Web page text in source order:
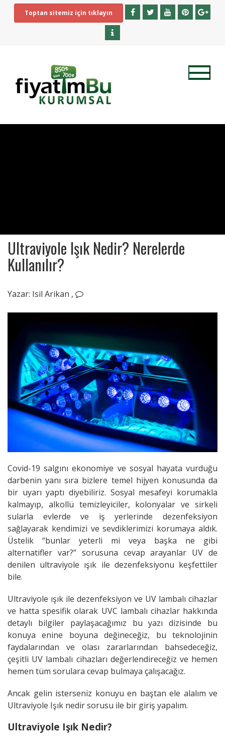
Toptan sitemiz için tıklayın
Ultraviyole Işık Nedir? Nerelerde
Kullanılır?
Yazar: Isil Arikan ,
21,
2020
Covid-19 salgını ekonomiye ve sosyal hayata vurduğu
darbenin yanı sıra bizlere temel hijyen konusunda da
bir uyarı yaptı diyebiliriz. Sosyal mesafeyi korumakla
kalmayıp, alkollü temizleyiciler, kolonyalar ve sirkeli
sularla evlerde ve iş yerlerinde dezenfeksiyon
sağlayarak kendimizi ve sevdiklerimizi korumaya aldık.
Üstelik “bunlar yeterli mi veya başka ne gibi
alternatifler var?” sorusuna cevap arayanlar UV de
denilen ultraviyole ışık ile dezenfeksiyonu keşfettiler
bile.
Ultraviyole ışık ile dezenfeksiyon ve UV lambalı cihazlar
ve hatta spesifik olarak UVC lambalı cihazlar hakkında
detaylı bilgiler paylaşacağımız bu yazı dizisinde bu
konuya enine boyuna değineceğiz, bu teknolojinin
faydalarından ve olası zararlarından bahsedeceğiz,
çeşitli UV lambalı cihazları değerlendireceğiz ve hemen
hemen tüm sorulara cevap bulmaya çalışacağız.
Ancak gelin isterseniz konuyu en baştan ele alalım ve
Ultraviyole Işık nedir sorusu ile bir giriş yapalım.
Ultraviyole Işık Nedir?